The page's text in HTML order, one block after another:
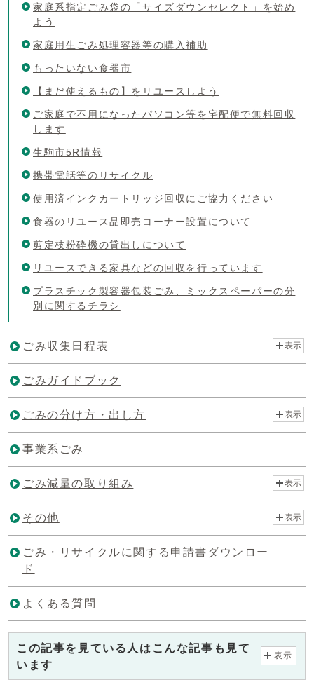
家庭系指定ごみ袋の「サイズダウンセレクト」を始め
よう
家庭用生ごみ処理容器等の購入補助
もったいない食器市
【まだ使えるもの】をリユースしよう
ご家庭で不用になったパソコン等を宅配便で無料回収
します
生駒市5R情報
携帯電話等のリサイクル
使用済インクカートリッジ回収にご協力ください
食器のリユース品即売コーナー設置について
剪定枝粉砕機の貸出しについて
リユースできる家具などの回収を行っています
プラスチック製容器包装ごみ、ミックスペーパーの分
別に関するチラシ
ごみ収集日程表 表示
ごみガイドブック
ごみの分け方・出し方 表示
事業系ごみ
ごみ減量の取り組み 表示
その他 表示
ごみ・リサイクルに関する申請書ダウンロー
ド
よくある質問
この記事を見ている人はこんな記事も見て
います
表示